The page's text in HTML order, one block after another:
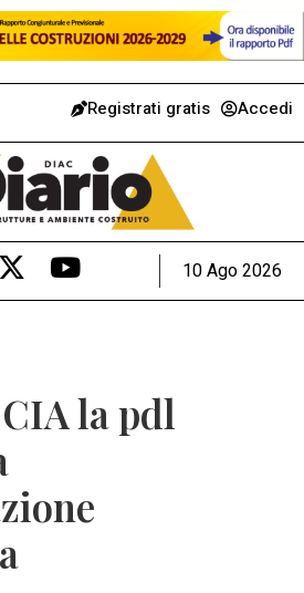
Registrati gratis Accedi
10 Ago 2026
la pdl